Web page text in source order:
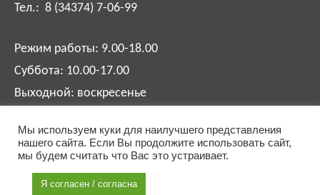
Тел.: 8 (34374) 7-06-99
Режим работы: 9.00-18.00
Суббота: 10.00-17.00
Выходной: воскресенье
biblsysert@mail.ru
Мы используем куки для наилучшего представления
нашего сайта. Если Вы продолжите использовать сайт,
мы будем считать что Вас это устраивает.
Я согласен / согласна